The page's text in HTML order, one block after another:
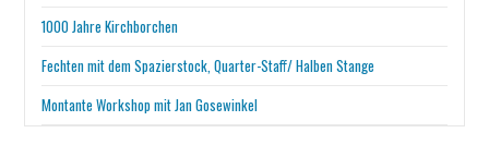
1000 Jahre Kirchborchen
Fechten mit dem Spazierstock, Quarter-Staff/ Halben Stange
Montante Workshop mit Jan Gosewinkel